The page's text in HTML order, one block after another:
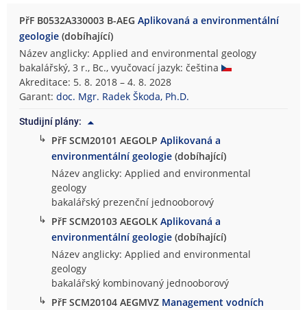
PřF B0532A330003 B-AEGAplikovaná a environmentální
geologie (dobíhající)
Název anglicky: Applied and environmental geology
bakalářský, 3 r., Bc., vyučovací jazyk: čeština
Akreditace: 5. 8. 2018 – 4. 8. 2028
Garant:doc. Mgr. Radek Škoda, Ph.D.
Studijní plány:
↳ PřF SCM20101 AEGOLPAplikovaná a
environmentální geologie (dobíhající)
Název anglicky: Applied and environmental
geology
bakalářský prezenční jednooborový
↳ PřF SCM20103 AEGOLKAplikovaná a
environmentální geologie (dobíhající)
Název anglicky: Applied and environmental
geology
bakalářský kombinovaný jednooborový
↳ PřF SCM20104 AEGMVZ Management vodních